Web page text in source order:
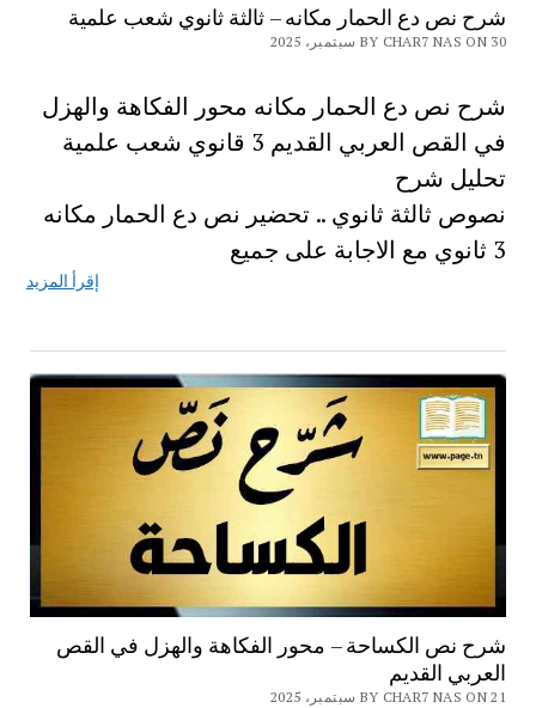
شرح نص دع الحمار مكانه – ثالثة ثانوي شعب علمية
BY CHAR7 NAS ON 30 سبتمبر، 2025
شرح نص دع الحمار مكانه محور الفكاهة والهزل
في القص العربي القديم 3 قانوي شعب علمية
تحليل شرح
نصوص ثالثة ثانوي .. تحضير نص دع الحمار مكانه
3 ثانوي مع الاجابة على جميع
إقرأ المزيد
شرح نص الكساحة – محور الفكاهة والهزل في القص
العربي القديم
BY CHAR7 NAS ON 21 سبتمبر، 2025